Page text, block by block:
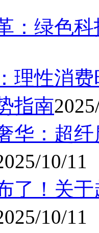
：绿色
理性消
指南
华：超
10/11
了！关
10/11